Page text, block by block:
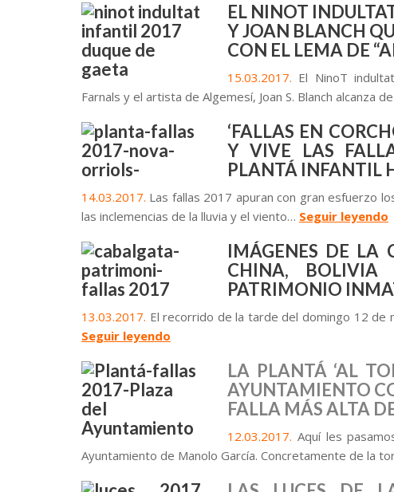
EL NINOT
Y JOAN BLANCH
CON EL LEMA DE
15.03.2017. El NinoT
Farnals y el artista de Algemesí, Joan S. Blanch alcanza
‘FALLAS EN
Y VIVE LAS
PLANTÁ INFANTIL
14.03.2017. Las fallas 2017 apuran con gran esfuerzo
las inclemencias de la lluvia y el viento… Seguir leyendo
IMÁGENES DE LA
CHINA, BOLIVIA
PATRIMONIO
13.03.2017. El recorrido de la tarde del domingo 12 de
Seguir leyendo
LA PLANTÁ ‘AL
AYUNTAMIENTO
FALLA MÁS ALTA
12.03.2017. Aquí les
Ayuntamiento de Manolo García. Concretamente de la